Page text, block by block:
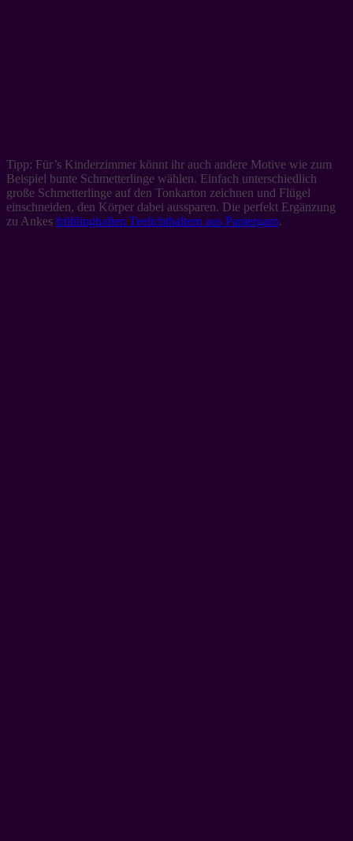
Tipp: Für’s Kinderzimmer könnt ihr auch andere Motive wie zum
Beispiel bunte Schmetterlinge wählen. Einfach unterschiedlich
große Schmetterlinge auf den Tonkarton zeichnen und Flügel
einschneiden, den Körper dabei aussparen. Die perfekt Ergänzung
zu Ankes frühlinghaften Teelichthaltern aus Papiergarn.